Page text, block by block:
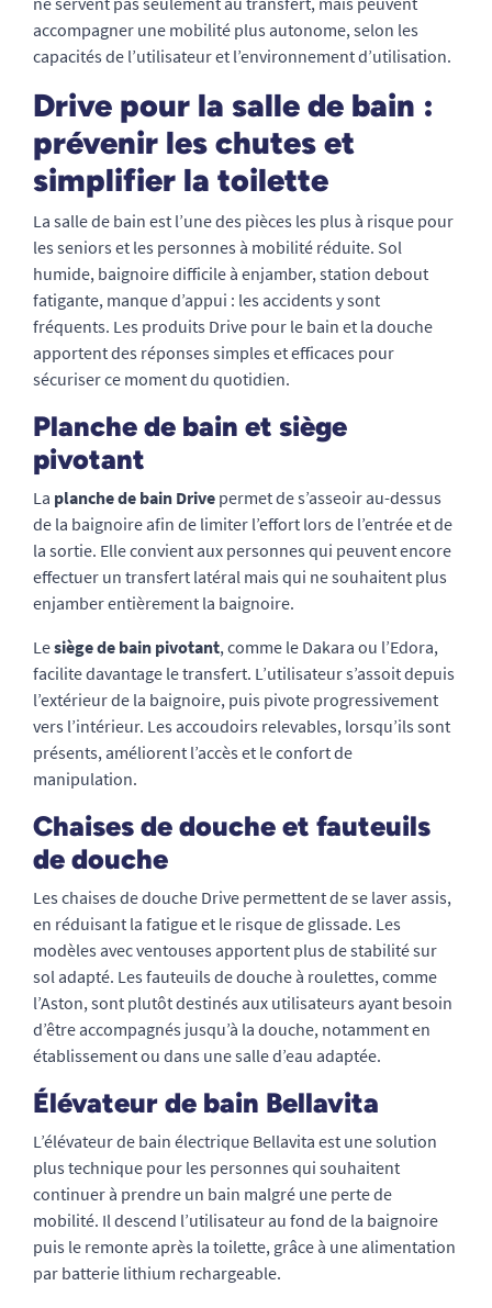
accompagner une mobilité plus autonome, selon les
capacités de l’utilisateur et l’environnement d’utilisation.
Drive pour la salle de bain :
prévenir les chutes et
simplifier la toilette
La salle de bain est l’une des pièces les plus à risque pour
les seniors et les personnes à mobilité réduite. Sol
humide, baignoire difficile à enjamber, station debout
fatigante, manque d’appui : les accidents y sont
fréquents. Les produits Drive pour le bain et la douche
apportent des réponses simples et efficaces pour
sécuriser ce moment du quotidien.
Planche de bain et siège
pivotant
La planche de bain Drive permet de s’asseoir au-dessus
de la baignoire afin de limiter l’effort lors de l’entrée et de
la sortie. Elle convient aux personnes qui peuvent encore
effectuer un transfert latéral mais qui ne souhaitent plus
enjamber entièrement la baignoire.
Lesiège de bain pivotant, comme le Dakara ou l’Edora,
facilite davantage le transfert. L’utilisateur s’assoit depuis
l’extérieur de la baignoire, puis pivote progressivement
vers l’intérieur. Les accoudoirs relevables, lorsqu’ils sont
présents, améliorent l’accès et le confort de
manipulation.
Chaises de douche et fauteuils
de douche
Les chaises de douche Drive permettent de se laver assis,
en réduisant la fatigue et le risque de glissade. Les
modèles avec ventouses apportent plus de stabilité sur
sol adapté. Les fauteuils de douche à roulettes, comme
l’Aston, sont plutôt destinés aux utilisateurs ayant besoin
d’être accompagnés jusqu’à la douche, notamment en
établissement ou dans une salle d’eau adaptée.
Élévateur de bain Bellavita
L’élévateur de bain électrique Bellavita est une solution
plus technique pour les personnes qui souhaitent
continuer à prendre un bain malgré une perte de
mobilité. Il descend l’utilisateur au fond de la baignoire
puis le remonte après la toilette, grâce à une alimentation
par batterie lithium rechargeable.